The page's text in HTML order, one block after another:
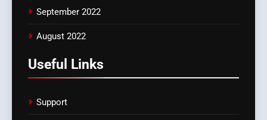
September 2022
August 2022
Useful Links
Support